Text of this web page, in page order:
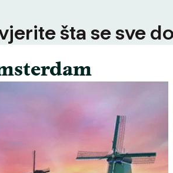
šta se sve